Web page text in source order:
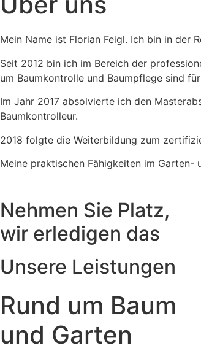
Mein Name ist Florian Feigl. Ich bin in der
Seit 2012 bin ich im Bereich der
um Baumkontrolle und Baumpflege sind
Im Jahr 2017 absolvierte ich den
Baumkontrolleur.
2018 folgte die Weiterbildung zum
Meine praktischen Fähigkeiten im Garten-
Nehmen Sie Platz,
wir erledigen das
Unsere Leistungen
Rund um Baum
und Garten